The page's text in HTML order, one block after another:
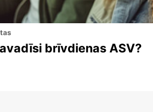
brīvdienas ASV?